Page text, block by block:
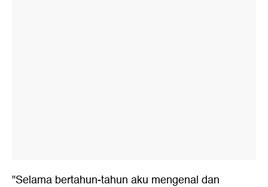
"Selama bertahun-tahun aku mengenal dan